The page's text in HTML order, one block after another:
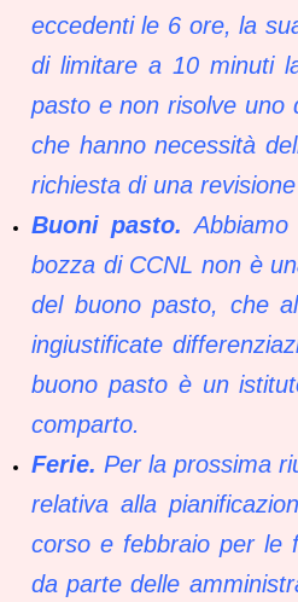
eccedenti le 6 ore, la
di limitare a 10 minuti
pasto e non risolve uno
che hanno necessità
richiesta di una
Buoni pasto.
bozza di CCNL non è
del buono pasto, che
ingiustificate
buono pasto è un
comparto.
Ferie. Per la prossima
relativa alla
corso e febbraio per le
da parte delle